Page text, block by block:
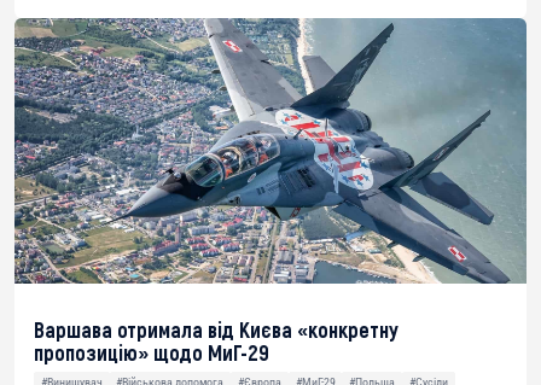
Варшава отримала від Києва «конкретну
пропозицію» щодо МиГ-29
#Винищувач #Військова допомога #Європа #МиГ-29 #Польща
#Сусіди